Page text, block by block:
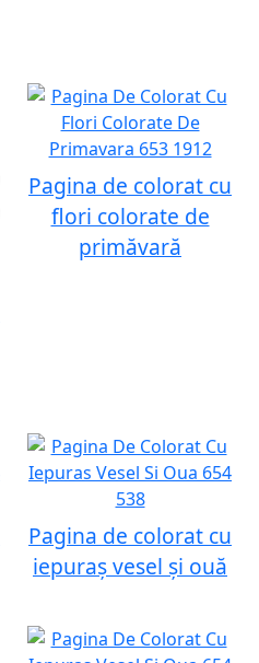
Pagina de colorat cu
flori colorate de
primăvară
Pagina de colorat cu
iepuraș vesel și ouă